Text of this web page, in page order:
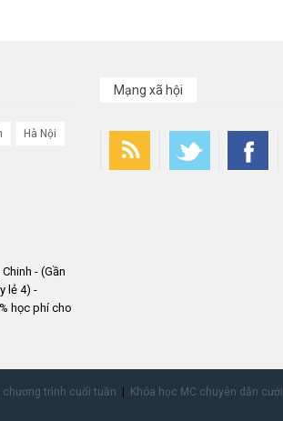
Hà Nội
Mạng xã hội
- (Gần
lẻ 4) -
học phí cho
chương trình cuối tuần
Khóa học MC chuyên dẫn cưới